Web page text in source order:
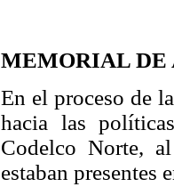
MEMORIAL DE
En el proceso de
hacia las
Codelco Norte,
estaban presentes